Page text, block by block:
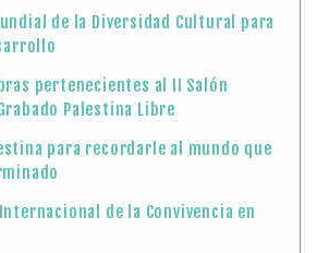
de la Diversidad Cultural para
pertenecientes al II Salón
Palestina Libre
para recordarle al mundo que
de la Convivencia en